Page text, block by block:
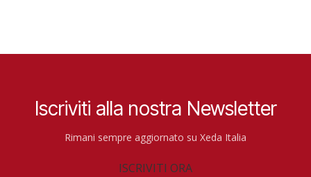
Iscriviti alla nostra Newsletter
Rimani sempre aggiornato su Xeda Italia
ISCRIVITI ORA